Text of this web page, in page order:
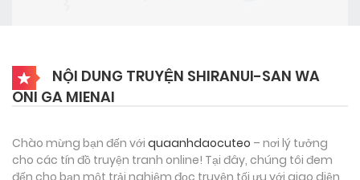
NỘI DUNG TRUYỆN SHIRANUI-SAN WA
ONI GA MIENAI
Chào mừng bạn đến với quaanhdaocuteo – nơi lý tưởng
cho các tín đồ truyện tranh online! Tại đây, chúng tôi đem
đến cho bạn một trải nghiệm đọc truyện tối ưu với giao diện